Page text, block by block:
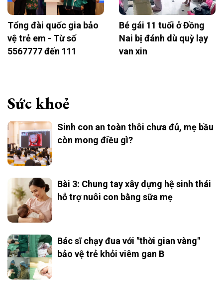
Tổng đài quốc gia bảo
vệ trẻ em - Từ số
5567777 đến 111
Bé gái 11 tuổi ở Đồng
Nai bị đánh dù quỳ lạy
van xin
Sức khoẻ
Sinh con an toàn thôi chưa đủ, mẹ bầu
còn mong điều gì?
Bài 3: Chung tay xây dựng hệ sinh thái
hỗ trợ nuôi con bằng sữa mẹ
Bác sĩ chạy đua với "thời gian vàng"
bảo vệ trẻ khỏi viêm gan B